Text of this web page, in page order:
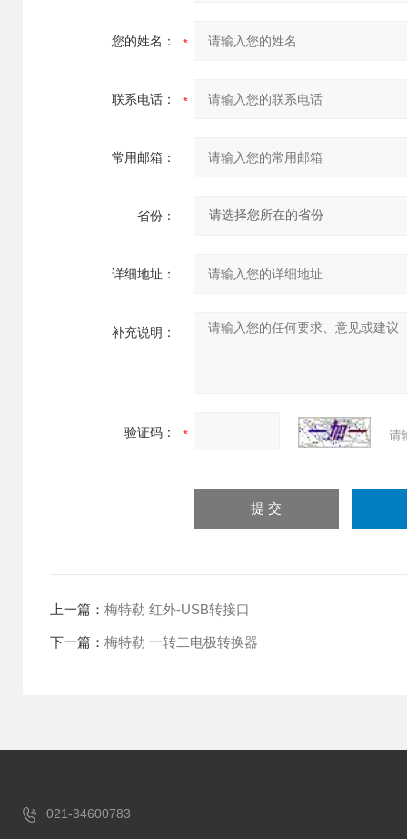
您的姓名：
联系电话：
常用邮箱：
省份：
详细地址：
补充说明：
验证码： 请
上一篇： 梅特勒 红外-USB转接口
下一篇： 梅特勒 一转二电极转换器
021-34600783